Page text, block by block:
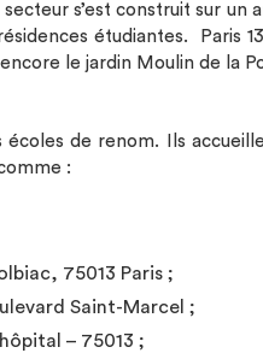
s’est construit sur
étudiantes. Paris
le jardin Moulin de la
de renom. Ils
:
75013 Paris ;
Saint-Marcel ;
– 75013 ;